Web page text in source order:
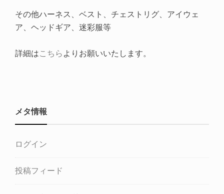
その他ハーネス、ベスト、チェストリグ、アイウェ
ア、ヘッドギア、迷彩服等
詳細はこちら よりお願いいたします。
メタ情報
ログイン
投稿フィード